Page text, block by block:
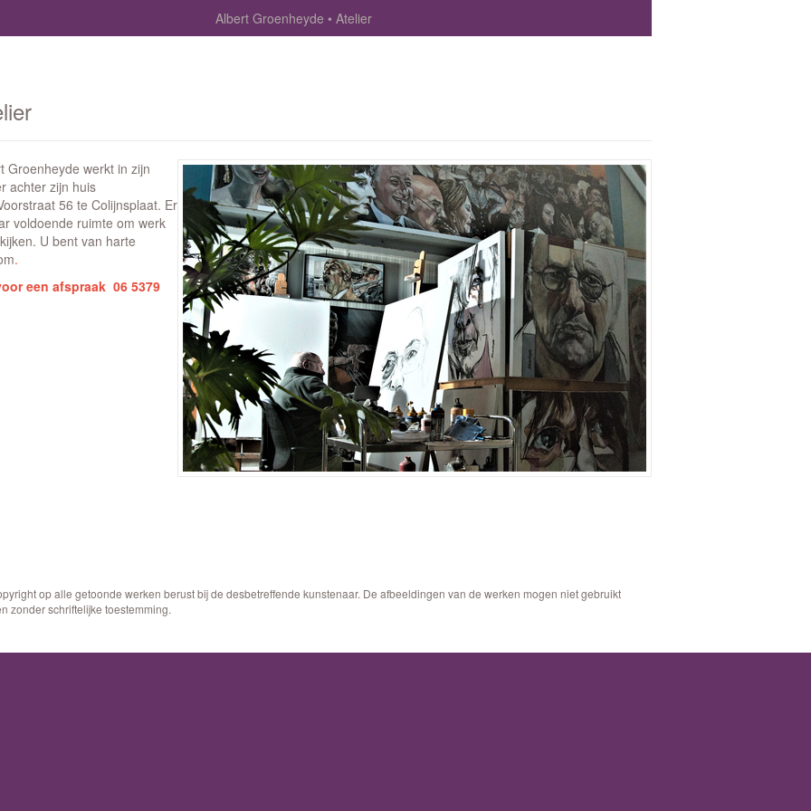
Albert Groenheyde Atelier
Groenheyde werkt in zijn
achter zijn huis
56 te Colijnsplaat. Er
voldoende ruimte om werk
U bent van harte
.
een afspraak 06 5379
op alle getoonde werken berust bij de desbetreffende kunstenaar. De afbeeldingen van de werken mogen niet gebruikt
zonder schriftelijke toestemming.